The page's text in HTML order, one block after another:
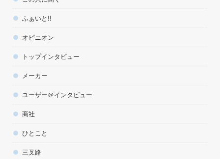
ふぁいと!!
オピニオン
トップインタビュー
メーカー
ユーザー＠インタビュー
商社
ひとこと
三叉路